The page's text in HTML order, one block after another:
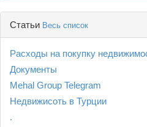
Статьи Весь список
Расходы на покупку
Документы
Mehal Group Telegram
Недвижисоть в Турции
.